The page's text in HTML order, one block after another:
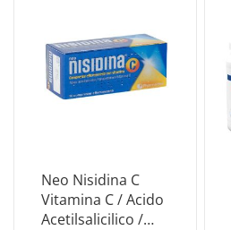
Neo Nisidina C
Vitamina C / Acido
Acetilsalicilico /